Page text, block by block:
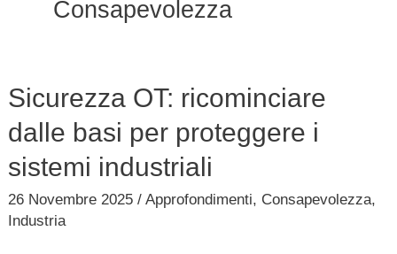
Consapevolezza
Sicurezza OT: ricominciare
dalle basi per proteggere i
sistemi industriali
26 Novembre 2025/Approfondimenti, Consapevolezza,
Industria
Sicurezza
OT:
dalle
basi
per